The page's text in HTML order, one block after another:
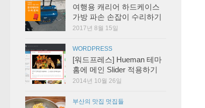
여행용 캐리어 하드케이스
가방 파손 손잡이 수리하기
2017년 8월 15일
WORDPRESS
[워드프레스] Hueman 테마
홈에 메인 Slider 적용하기
2014년 10월 26일
부산의 맛집 멋집들